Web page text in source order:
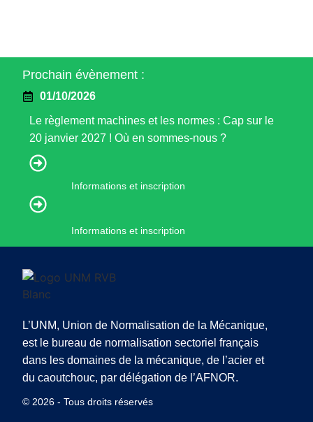
Prochain évènement :
01/10/2026
Le règlement machines et les normes : Cap sur le
20 janvier 2027 ! Où en sommes-nous ?
Informations et inscription
Informations et inscription
L’UNM, Union de Normalisation de la Mécanique,
est le bureau de normalisation sectoriel français
dans les domaines de la mécanique, de l’acier et
du caoutchouc, par délégation de l’AFNOR.
© 2026 - Tous droits réservés